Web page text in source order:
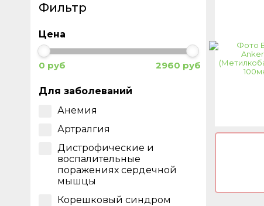
Фильтр
Цена
0 руб 2960 руб
Для заболеваний
Анемия
Артралгия
Дистрофические и
воспалительные
поражениях сердечной
мышцы
Корешковый синдром